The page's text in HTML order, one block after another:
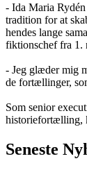
- Ida Maria
tradition for at
hendes lange
fiktionschef fra 1.
- Jeg glæder mig
de fortællinger,
Som senior
historiefortælling,
Seneste